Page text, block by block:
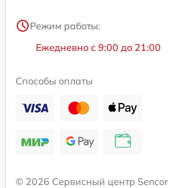
Режим работы:
Ежедневно с 9:00 до 21:00
Способы оплаты
© 2026 Сервисный центр Sencor